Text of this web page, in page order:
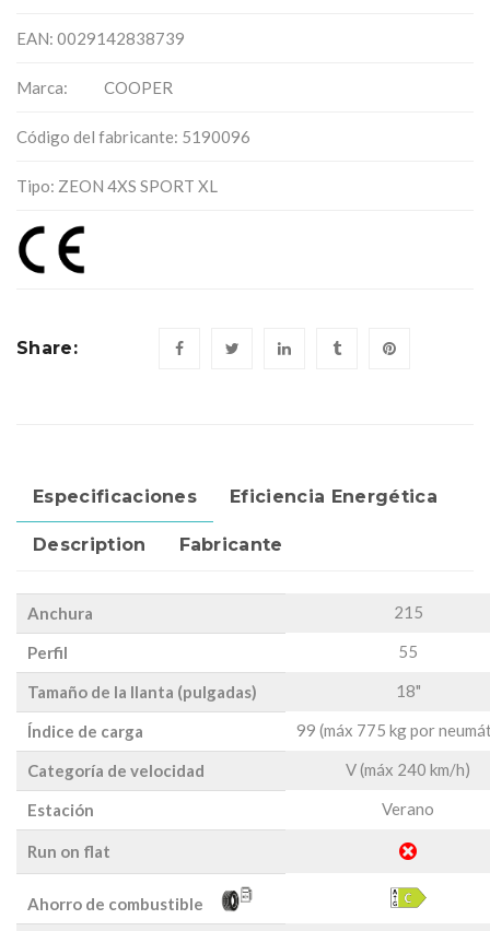
EAN: 0029142838739
Marca: COOPER
Código del fabricante: 5190096
Tipo: ZEON 4XS SPORT XL
Share:
Especificaciones Eficiencia Energética
Description Fabricante
Anchura 215
Perfil 55
Tamaño de la llanta (pulgadas) 18"
Índice de carga 99 (máx 775 kg por
Categoría de velocidad V (máx 240 km/h)
Estación Verano
Run on flat
Ahorro de combustible